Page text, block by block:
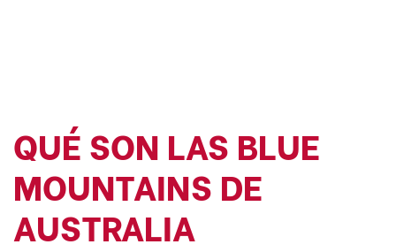
QUÉ SON LAS BLUE
MOUNTAINS DE
AUSTRALIA